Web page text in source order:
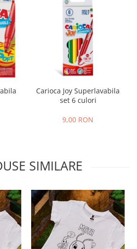
Carioca Joy Superlavabila
set 6 culori
9,00 RON
SIMILARE